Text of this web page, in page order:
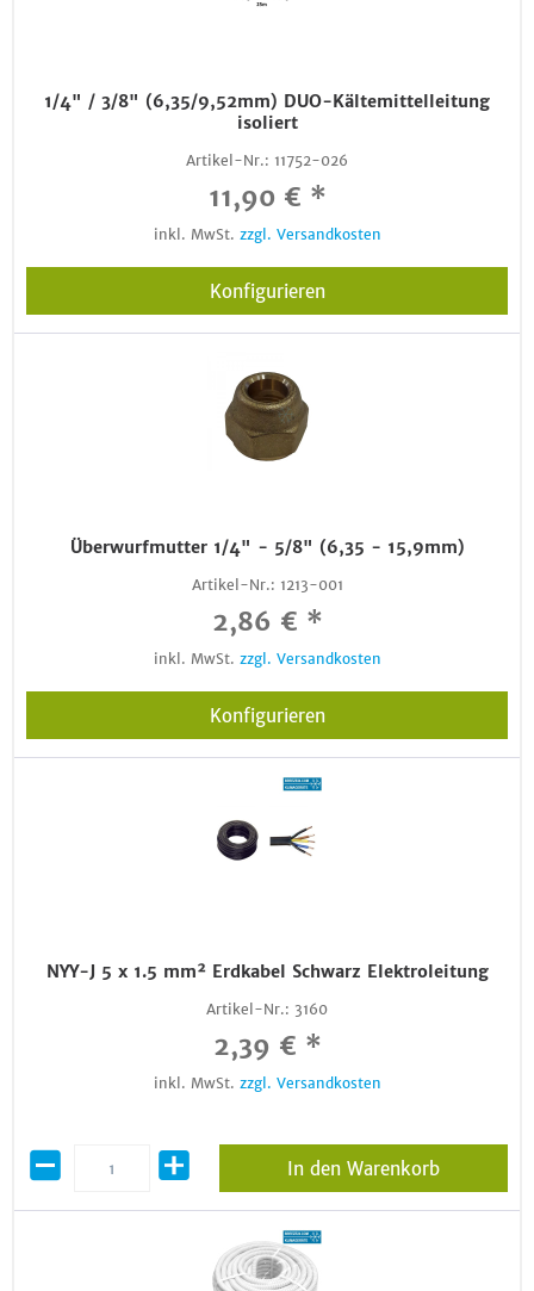
1/4" / 3/8" (6,35/9,52mm) DUO-Kältemittelleitung
isoliert
Artikel-Nr.: 11752-026
11,90 € *
inkl. MwSt. zzgl. Versandkosten
Konfigurieren
Überwurfmutter 1/4" - 5/8" (6,35 - 15,9mm)
Artikel-Nr.: 1213-001
2,86 € *
inkl. MwSt. zzgl. Versandkosten
Konfigurieren
NYY-J 5 x 1.5 mm² Erdkabel Schwarz Elektroleitung
Artikel-Nr.: 3160
2,39 € *
inkl. MwSt. zzgl. Versandkosten
In den Warenkorb